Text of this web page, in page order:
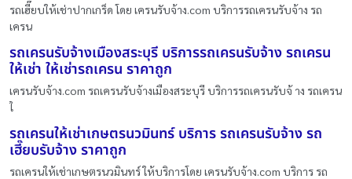
รถเฮี๊ยบให้เช่าปากเกร็ด โดย เครนรับจ้าง.com บริการรถเครนรับจ้าง รถ
เครน
รถเครนรับจ้างเมืองสระบุรี บริการรถเครนรับจ้าง รถเครน
ให้เช่า ให้เช่ารถเครน ราคาถูก
เครนรับจ้าง.com รถเครนรับจ้างเมืองสระบุรี บริการรถเครนรับจ้ าง รถเครน
ใ
รถเครนให้เช่าเกษตรนวมินทร์ บริการ รถเครนรับจ้าง รถ
เฮี๊ยบรับจ้าง ราคาถูก
รถเครนให้เช่าเกษตรนวมินทร์ ให้บริการโดย เครนรับจ้าง.com บริการ รถ